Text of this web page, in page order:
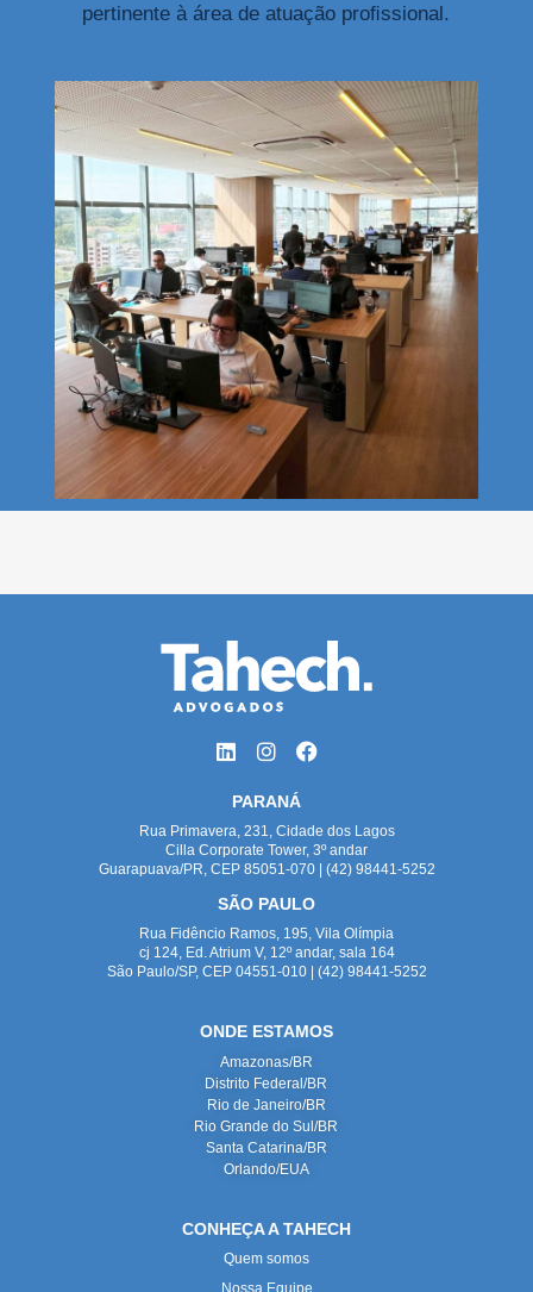
pertinente à área de atuação proﬁssional.
PARANÁ
Rua Primavera, 231, Cidade dos Lagos
Cilla Corporate Tower, 3º andar
Guarapuava/PR, CEP 85051-070 | (42) 98441-5252
SÃO PAULO
Rua Fidêncio Ramos, 195, Vila Olímpia
cj 124, Ed. Atrium V, 12º andar, sala 164
São Paulo/SP, CEP 04551-010 | (42) 98441-5252
ONDE ESTAMOS
Amazonas/BR
Distrito Federal/BR
Rio de Janeiro/BR
Rio Grande do Sul/BR
Santa Catarina/BR
Orlando/EUA
CONHEÇA A TAHECH
Quem somos
Nossa Equipe